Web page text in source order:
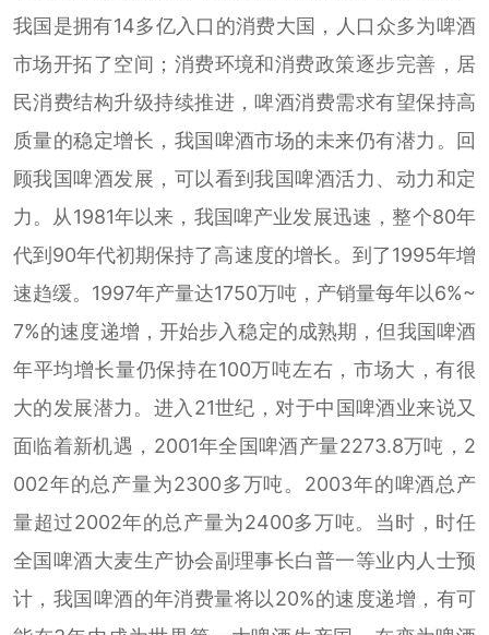
我国是拥有14多亿入口的消费大国，人口众多为啤酒
市场开拓了空间；消费环境和消费政策逐步完善，居
民消费结构升级持续推进，啤酒消费需求有望保持高
质量的稳定增长，我国啤酒市场的未来仍有潜力。回
顾我国啤酒发展，可以看到我国啤酒活力、动力和定
力。从1981年以来，我国啤产业发展迅速，整个80年
代到90年代初期保持了高速度的增长。到了1995年增
速趋缓。1997年产量达1750万吨，产销量每年以6%~
7%的速度递增，开始步入稳定的成熟期，但我国啤酒
年平均增长量仍保持在100万吨左右，市场大，有很
大的发展潜力。进入21世纪，对于中国啤酒业来说又
面临着新机遇，2001年全国啤酒产量2273.8万吨，2
002年的总产量为2300多万吨。2003年的啤酒总产
量超过2002年的总产量为2400多万吨。当时，时任
全国啤酒大麦生产协会副理事长白普一等业内人士预
计，我国啤酒的年消费量将以20%的速度递增，有可